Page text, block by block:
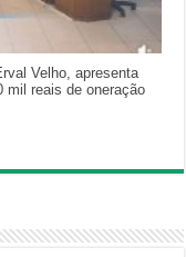
Velho, apresenta
mil reais de oneração